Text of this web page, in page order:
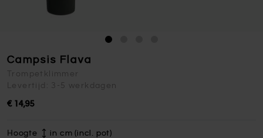
Campsis Flava
Trompetklimmer
Levertijd: 3-5 werkdagen
€ 14,95
Hoogte in cm (incl. pot)